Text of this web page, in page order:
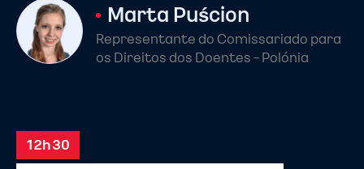
Marta Puścion
Representante do Comissariado para
os Direitos dos Doentes - Polónia
12h30